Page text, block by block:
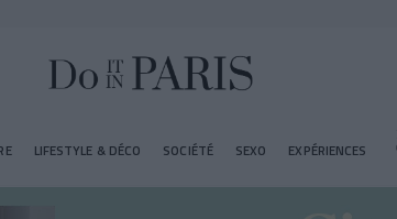
LIFESTYLE & DÉCO SOCIÉTÉ SEXO EXPÉRIENCES